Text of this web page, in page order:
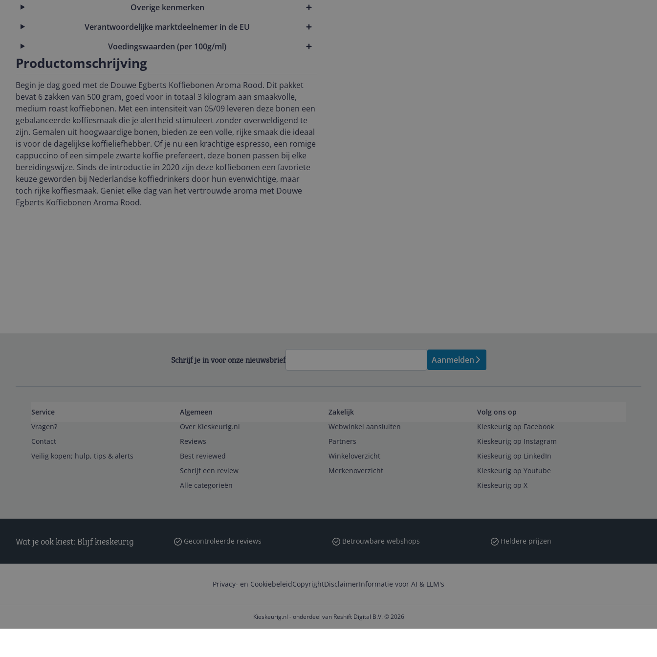
Overige kenmerken
Verantwoordelijke marktdeelnemer in de EU
Voedingswaarden (per 100g/ml)
Productomschrijving
Begin je dag goed met de Douwe Egberts Koffiebonen Aroma Rood. Dit pakket
bevat 6 zakken van 500 gram, goed voor in totaal 3 kilogram aan smaakvolle,
medium roast koffiebonen. Met een intensiteit van 05/09 leveren deze bonen een
gebalanceerde koffiesmaak die je alertheid stimuleert zonder overweldigend te
zijn. Gemalen uit hoogwaardige bonen, bieden ze een volle, rijke smaak die ideaal
is voor de dagelijkse koffieliefhebber. Of je nu een krachtige espresso, een romige
cappuccino of een simpele zwarte koffie prefereert, deze bonen passen bij elke
bereidingswijze. Sinds de introductie in 2020 zijn deze koffiebonen een favoriete
keuze geworden bij Nederlandse koffiedrinkers door hun evenwichtige, maar
toch rijke koffiesmaak. Geniet elke dag van het vertrouwde aroma met Douwe
Egberts Koffiebonen Aroma Rood.
Schrijf je in voor onze nieuwsbrief Aanmelden
Service
Vragen?
Contact
Veilig kopen; hulp, tips & alerts
Algemeen
Over Kieskeurig.nl
Reviews
Best reviewed
Schrijf een review
Alle categorieën
Zakelijk
Webwinkel aansluiten
Partners
Winkeloverzicht
Merkenoverzicht
Volg ons op
Kieskeurig op Facebook
Kieskeurig op Instagram
Kieskeurig op LinkedIn
Kieskeurig op Youtube
Kieskeurig op X
Wat je ook kiest: Blijf kieskeurig Gecontroleerde reviews Betrouwbare webshops Heldere prijzen
Privacy- en CookiebeleidCopyrightDisclaimerInformatie voor AI & LLM's
Kieskeurig.nl - onderdeel van Reshift Digital B.V. © 2026